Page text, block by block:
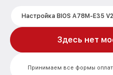
Настройка BIOS A78M-E35 V2
Принимаем все формы
Здесь нет